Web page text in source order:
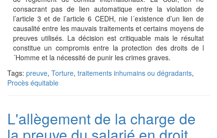
consacrant pas de lien automatique entre la violation de
l’article 3 et de l’article 6 CEDH, nie l´existence d’un lien de
causalité entre les mauvais traitements et certains moyens de
preuves utilisés. La décision est critiquable mais le résultat
constitue un compromis entre la protection des droits de l
´Homme et la nécessité de punir les crimes graves.
Tags: preuve, Torture, traitements inhumains ou dégradants,
Procès équitable
L'allègement de la charge de